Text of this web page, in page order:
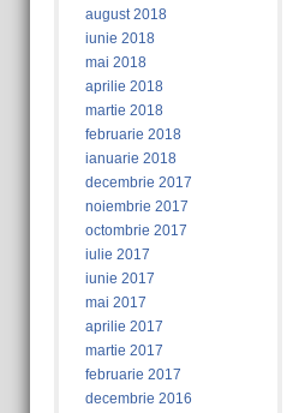
august 2018
iunie 2018
mai 2018
aprilie 2018
martie 2018
februarie 2018
ianuarie 2018
decembrie 2017
noiembrie 2017
octombrie 2017
iulie 2017
iunie 2017
mai 2017
aprilie 2017
martie 2017
februarie 2017
decembrie 2016